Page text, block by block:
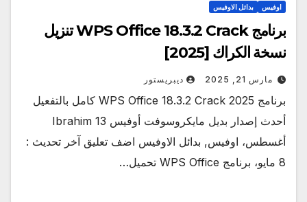
اوفيس بدائل الاوفيس
برنامج WPS Office 18.3.2 Crack تنزيل
نسخة الكراك [2025]
مارس 21, 2025 ديبريستور
برنامج WPS Office 18.3.2 Crack 2025 كامل بالتفعيل
أحدث إصدار بديل مايكروسوفت أوفيس Ibrahim 13
أغسطس، اوفيس, بدائل الاوفيس اضف تعليق آخر تحديث :
8 مايو، برنامج WPS Office تحميل…